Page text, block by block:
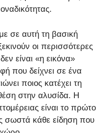
σε αυτή τη βασική
οι περισσότερες
είναι «η εικόνα»
που δείχνει σε ένα
ποιος κατέχει τη
στην αλυσίδα. Η
είναι το πρώτο
σωστά κάθε είδηση που